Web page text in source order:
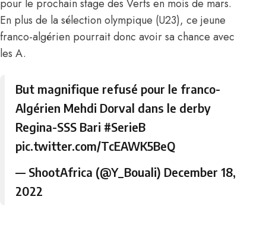
pour le prochain stage des Verts en mois de mars.
En plus de la sélection olympique (U23), ce jeune
franco-algérien pourrait donc avoir sa chance avec
les A.
But magnifique refusé pour le franco-
Algérien Mehdi Dorval dans le derby
Regina-SSS Bari #SerieB
pic.twitter.com/TcEAWK5BeQ
— ShootAfrica (@Y_Bouali) December 18,
2022